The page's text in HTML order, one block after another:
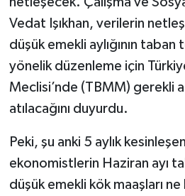
Vedat Işıkhan, verilerin
düşük emekli aylığının taban
yönelik düzenleme için
Meclisi’nde (TBMM) gerekli
atılacağını duyurdu.
Peki, şu anki 5 aylık
ekonomistlerin Haziran ayı
düşük emekli kök maaşları
Manyas
OLAY
OTOMOTİV
SAĞLIK